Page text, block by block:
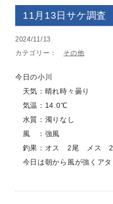
11月13日サケ調査
2024/11/13
カテゴリー：
その他
今日の小川
天気：晴れ時々曇り
気温：14.0℃
水質：濁りなし
風 ：強風
釣果：オス 2尾 メス 2
今日は朝から風が強くア